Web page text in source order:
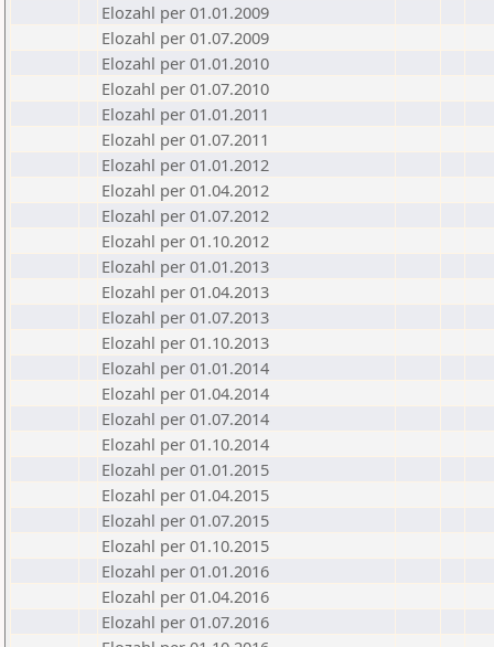
Elozahl per 01.01.2009
Elozahl per 01.07.2009
Elozahl per 01.01.2010
Elozahl per 01.07.2010
Elozahl per 01.01.2011
Elozahl per 01.07.2011
Elozahl per 01.01.2012
Elozahl per 01.04.2012
Elozahl per 01.07.2012
Elozahl per 01.10.2012
Elozahl per 01.01.2013
Elozahl per 01.04.2013
Elozahl per 01.07.2013
Elozahl per 01.10.2013
Elozahl per 01.01.2014
Elozahl per 01.04.2014
Elozahl per 01.07.2014
Elozahl per 01.10.2014
Elozahl per 01.01.2015
Elozahl per 01.04.2015
Elozahl per 01.07.2015
Elozahl per 01.10.2015
Elozahl per 01.01.2016
Elozahl per 01.04.2016
Elozahl per 01.07.2016